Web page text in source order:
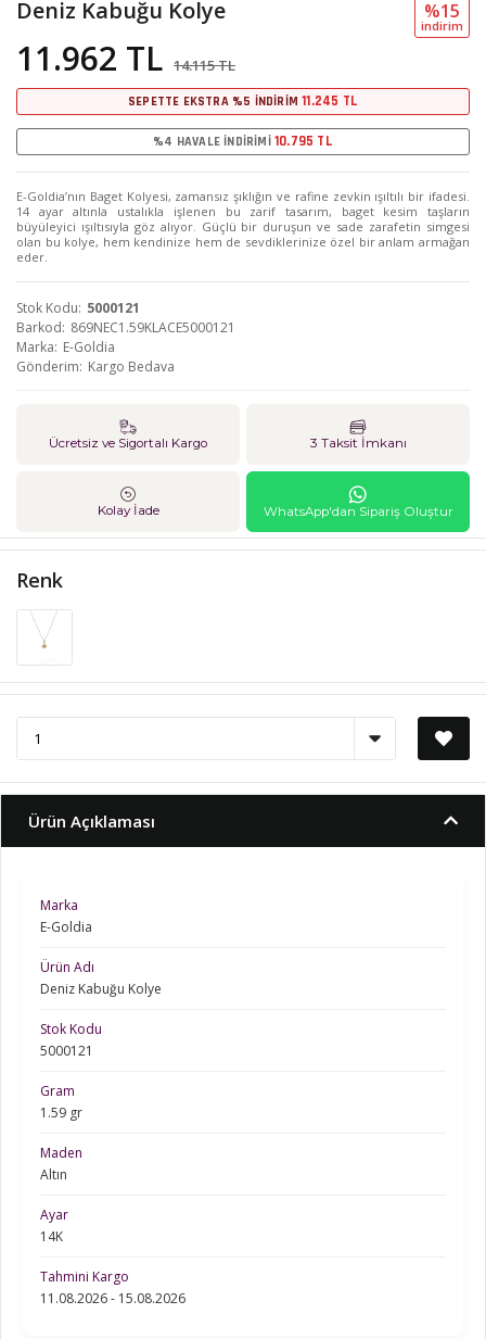
Deniz Kabuğu Kolye
11.962 TL 14.115 TL
%15
i̇ndi̇ri̇m
SEPETTE EKSTRA %5 İNDİRİM11.245 TL
%4 HAVALE İNDİRİMİ 10.795 TL
E-Goldia’nın Baget Kolyesi, zamansız şıklığın ve rafine zevkin ışıltılı bir ifadesi.
14 ayar altınla ustalıkla işlenen bu zarif tasarım, baget kesim taşların
büyüleyici ışıltısıyla göz alıyor. Güçlü bir duruşun ve sade zarafetin simgesi
olan bu kolye, hem kendinize hem de sevdiklerinize özel bir anlam armağan
eder.
Stok Kodu 5000121
Barkod 869NEC1.59KLACE5000121
Marka E-Goldia
Gönderim Kargo Bedava
Ücretsiz ve Sigortalı Kargo 3 Taksit İmkanı
Kolay İade WhatsApp'dan Sipariş Oluştur
Renk
Ürün Açıklaması
Marka
E-Goldia
Ürün Adı
Deniz Kabuğu Kolye
Stok Kodu
5000121
Gram
1.59 gr
Maden
Altın
Ayar
14K
Tahmini Kargo
11.08.2026 - 15.08.2026